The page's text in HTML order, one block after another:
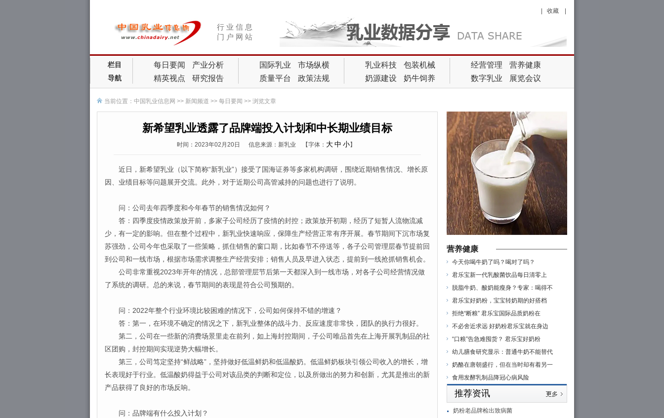
行 业 信 息
门 户 网 站
收藏
栏目
导航
每日要闻
产业分析
精英视点
研究报告
国际乳业
市场纵横
质量平台
政策法规
乳业科技
包装机械
奶源建设
奶牛饲养
经营管理
营养健康
数字乳业
展览会议
当前位置： 中国乳业信息网 >> 新闻频道 >> 每日要闻 >> 浏览文章
新希望乳业透露了品牌端投入计划和中长期业绩目标
时间：2023年02月20日 信息来源：新乳业 【字体： 大 中 小】
近日，新希望乳业（以下简称“新乳业”）接受了国海证券等多家机构调研，围绕近期销售情况、增长原
因、业绩目标等问题展开交流。此外，对于近期公司高管减持的问题也进行了说明。
问：公司去年四季度和今年春节的销售情况如何？
答：四季度疫情政策放开前，多家子公司经历了疫情的封控；政策放开初期，经历了短暂人流物流减
少，有一定的影响。但在整个过程中，新乳业快速响应，保障生产经营正常有序开展。春节期间下沉市场复
苏强劲，公司今年也采取了一些策略，抓住销售的窗口期，比如春节不停送等，各子公司管理层春节提前回
到公司和一线市场，根据市场需求调整生产经营安排；销售人员及早进入状态，提前到一线抢抓销售机会。
公司非常重视2023年开年的情况，总部管理层节后第一天都深入到一线市场，对各子公司经营情况做
了系统的调研。总的来说，春节期间的表现是符合公司预期的。
问：2022年整个行业环境比较困难的情况下，公司如何保持不错的增速？
答：第一，在环境不确定的情况之下，新乳业整体的战斗力、反应速度非常快，团队的执行力很好。
第二，公司在一些新的消费场景里走在前列，如上海封控期间，子公司唯品首先在上海开展乳制品的社
区团购，封控期间实现逆势大幅增长。
第三，公司笃定坚持“鲜战略”，坚持做好低温鲜奶和低温酸奶。低温鲜奶板块引领公司收入的增长，增
长表现好于行业。低温酸奶得益于公司对该品类的判断和定位，以及所做出的努力和创新，尤其是推出的新
产品获得了良好的市场反响。
问：品牌端有什么投入计划？
营养健康
今天你喝牛奶了吗？喝对了吗？
君乐宝新一代乳酸菌饮品每日清零上
脱脂牛奶、酸奶能瘦身？专家：喝得不
君乐宝好奶粉，宝宝转奶期的好搭档
拒绝“断粮” 君乐宝国际品质奶粉在
不必舍近求远 好奶粉君乐宝就在身边
“口粮”告急难囤货？ 君乐宝好奶粉
幼儿膳食研究显示：普通牛奶不能替代
奶酪在唐朝盛行，但在当时却有着另一
食用发酵乳制品降冠心病风险
推荐资讯
奶粉老品牌检出致病菌